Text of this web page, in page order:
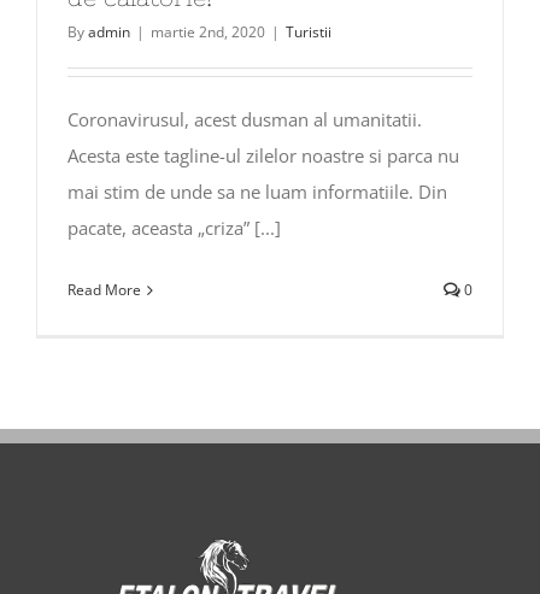
Byadmin | martie 2nd, 2020 | Turistii
Coronavirusul, acest dusman al umanitatii.
Acesta este tagline-ul zilelor noastre si parca nu
mai stim de unde sa ne luam informatiile. Din
pacate, aceasta „criza” [...]
Read More 0